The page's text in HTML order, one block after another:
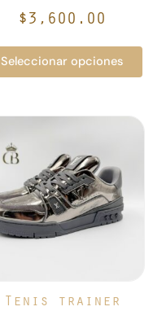
$ 3,600.00
Seleccionar opciones
de
Tenis trainer
tiene
múltiples
variantes.
Las
opciones
elegir